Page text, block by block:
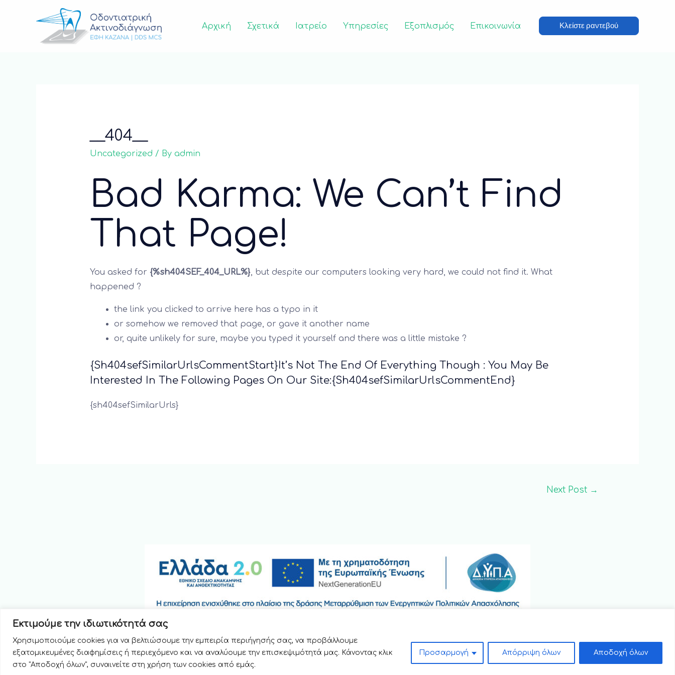
Εκτιμούμε την ιδιωτικότητά σας
Χρησιμοποιούμε cookies για να βελτιώσουμε την εμπειρία περιήγησής σας, να προβάλλουμε
εξατομικευμένες διαφημίσεις ή περιεχόμενο και να αναλύουμε την επισκεψιμότητά μας. Κάνοντας κλικ
στο "Αποδοχή όλων", συναινείτε στη χρήση των cookies από εμάς.
Προσαρμογή Απόρριψη όλων Αποδοχή όλων
Αρχική Σχετικά Ιατρείο Υπηρεσίες Εξοπλισμός Επικοινωνία Κλείστε ραντεβού
__404__
Uncategorized / By admin
Bad Karma: We Can’t Find
That Page!
You asked for {%sh404SEF_404_URL%}, but despite our computers looking very hard, we could not find it. What
happened ?
the link you clicked to arrive here has a typo in it
or somehow we removed that page, or gave it another name
or, quite unlikely for sure, maybe you typed it yourself and there was a little mistake ?
{sh404sefSimilarUrlsCommentStart}It’s Not The End Of Everything Though : You May Be
Interested In The Following Pages On Our Site:{sh404sefSimilarUrlsCommentEnd}
{sh404sefSimilarUrls}
Next Post →
Copyright © 2026 Οδοντιατρική Ακτινοδιάγνωση Powered by